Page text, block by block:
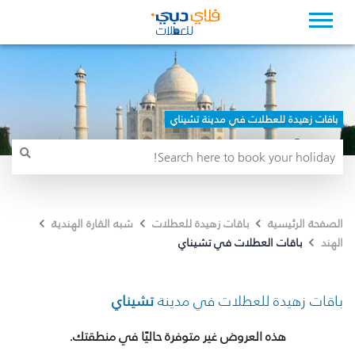
باقات زهيدة للعطلات في مدينة تشيناي
الصفحة الرئيسية باقات زهيدة للعطلات
شبه القارة الهندية
الهند
باقات العطلات في تشيناي
باقات زهيدة للعطلات في مدينةتشيناي
هذه العروض غير متوفرة حاليًا في منطقتك.